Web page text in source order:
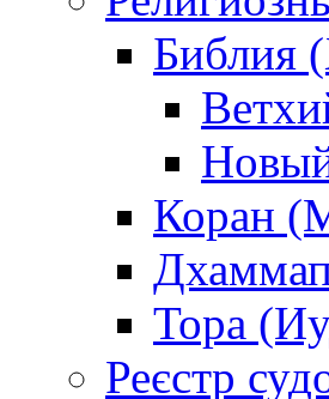
Библия
Коран
Тора
Реєстр